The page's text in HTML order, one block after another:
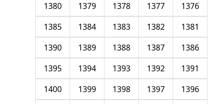
1376
1377
1378
1379
1380
1381
1382
1383
1384
1385
1386
1387
1388
1389
1390
1391
1392
1393
1394
1395
1396
1397
1398
1399
1400